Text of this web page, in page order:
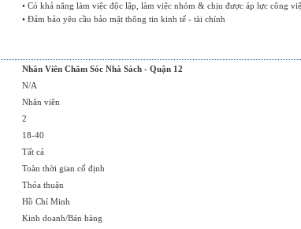
• Có khả năng làm việc độc lập, làm việc nhóm & chịu được áp lực công
• Đảm bảo yêu cầu bảo mật thông tin kinh tế - tài chính
Nhân Viên Chăm Sóc Nhà Sách - Quận 12
N/A
Nhân viên
2
18-40
Tất cả
Toàn thời gian cố định
Thỏa thuận
Hồ Chí Minh
Kinh doanh/Bán hàng